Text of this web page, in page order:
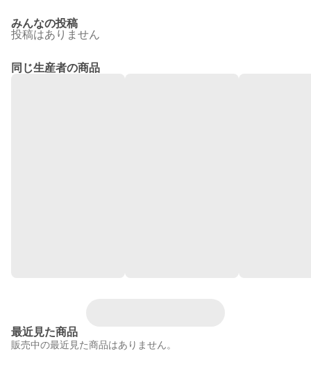
みんなの投稿
投稿はありません
同じ生産者の商品
最近見た商品
販売中の最近見た商品はありません。